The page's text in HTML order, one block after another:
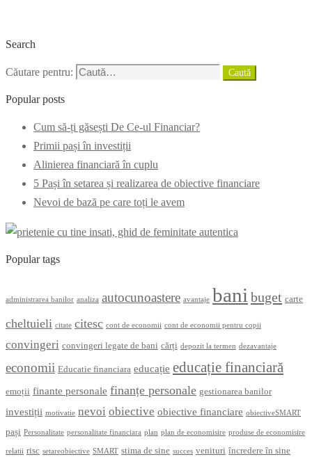
Search
Căutare pentru: Caută
Popular posts
Cum să-ți găsești De Ce-ul Financiar?
Primii pași în investiții
Alinierea financiară în cuplu
5 Pași în setarea și realizarea de obiective financiare
Nevoi de bază pe care toți le avem
Popular tags
administrarea banilor analiza autocunoastere avantaje bani buget carte
cheltuieli citate citesc cont de economii cont de economii pentru copii
convingeri convingeri legate de bani cărți depozit la termen dezavantaje
economii Educatie financiara educație educație financiară
emoții finante personale finanțe personale gestionarea banilor
investiții motivatie nevoi obiective obiective financiare obiectiveSMART
pași Personalitate personalitate financiara plan plan de economisire produse de economisire
relatii risc setareobiective SMART stima de sine succes venituri încredere în sine